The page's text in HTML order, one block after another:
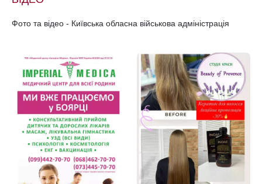
Фото та відео - Київська обласна військова адміністрація